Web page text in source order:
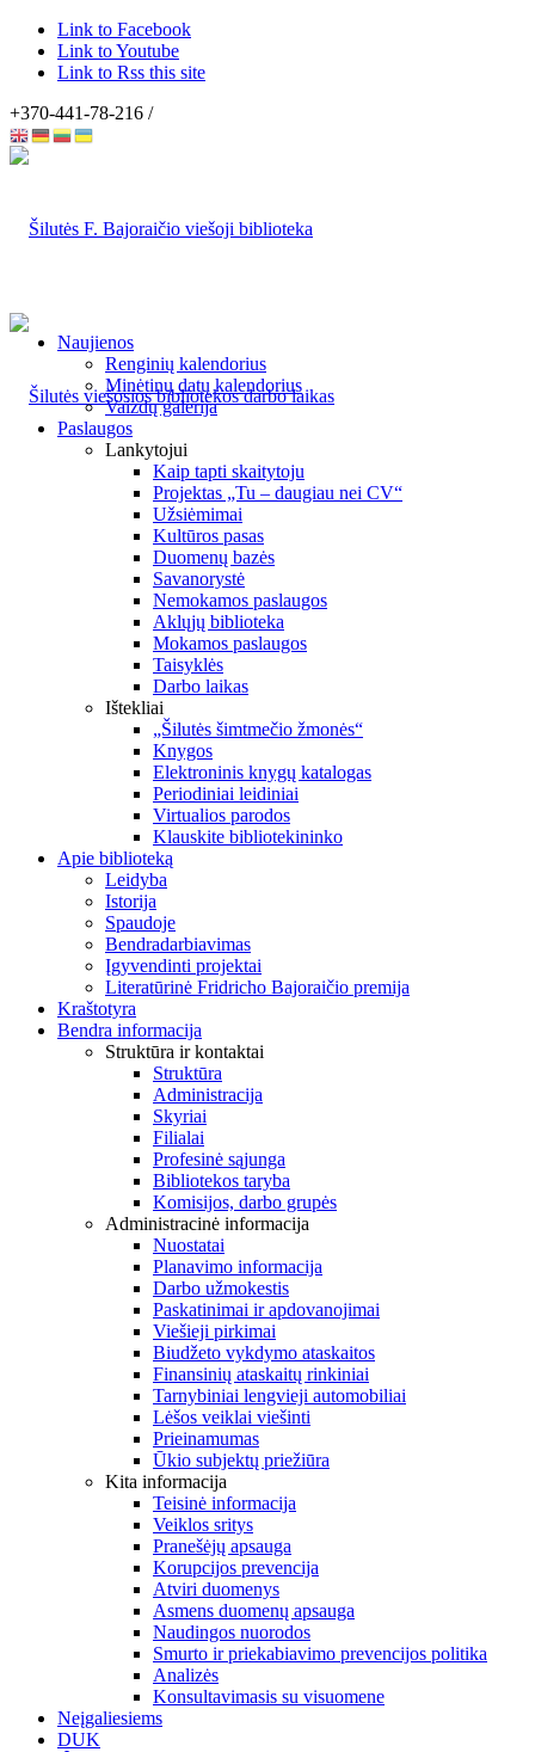
Link to Facebook
Link to Youtube
Link to Rss this site
+370-441-78-216 /
Naujienos
Renginių kalendorius
Minėtinų datų kalendorius
Vaizdų galerija
Paslaugos
Lankytojui
Kaip tapti skaitytoju
Projektas „Tu – daugiau nei CV“
Užsiėmimai
Kultūros pasas
Duomenų bazės
Savanorystė
Nemokamos paslaugos
Aklųjų biblioteka
Mokamos paslaugos
Taisyklės
Darbo laikas
Ištekliai
„Šilutės šimtmečio žmonės“
Knygos
Elektroninis knygų katalogas
Periodiniai leidiniai
Virtualios parodos
Klauskite bibliotekininko
Apie biblioteką
Leidyba
Istorija
Spaudoje
Bendradarbiavimas
Įgyvendinti projektai
Literatūrinė Fridricho Bajoraičio premija
Kraštotyra
Bendra informacija
Struktūra ir kontaktai
Struktūra
Administracija
Skyriai
Filialai
Profesinė sąjunga
Bibliotekos taryba
Komisijos, darbo grupės
Administracinė informacija
Nuostatai
Planavimo informacija
Darbo užmokestis
Paskatinimai ir apdovanojimai
Viešieji pirkimai
Biudžeto vykdymo ataskaitos
Finansinių ataskaitų rinkiniai
Tarnybiniai lengvieji automobiliai
Lėšos veiklai viešinti
Prieinamumas
Ūkio subjektų priežiūra
Kita informacija
Teisinė informacija
Veiklos sritys
Pranešėjų apsauga
Korupcijos prevencija
Atviri duomenys
Asmens duomenų apsauga
Naudingos nuorodos
Smurto ir priekabiavimo prevencijos politika
Analizės
Konsultavimasis su visuomene
Neįgaliesiems
DUK